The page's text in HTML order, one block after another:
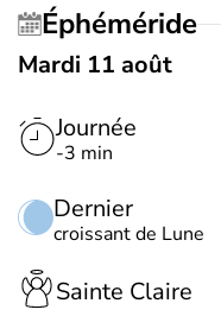
Éphéméride
Mardi 11 août
Journée
-3 min
Dernier
croissant de Lune
Sainte Claire